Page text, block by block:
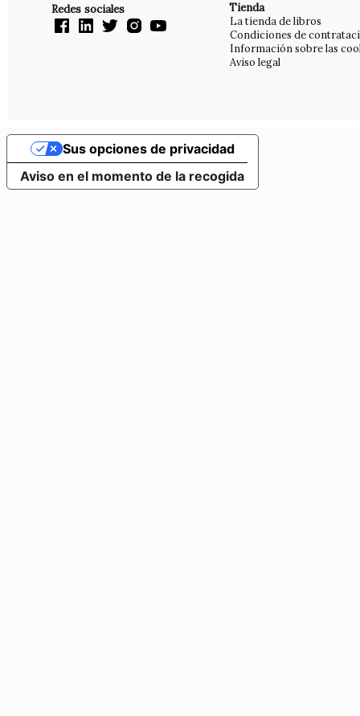
Redes sociales Tienda
La tienda de libros
Condiciones de
Información sobre las
Aviso legal
Aviso en el momento de la recogida
Sus opciones de privacidad